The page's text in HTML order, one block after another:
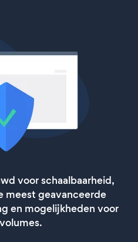
voor schaalbaarheid,
meest geavanceerde
en mogelijkheden voor